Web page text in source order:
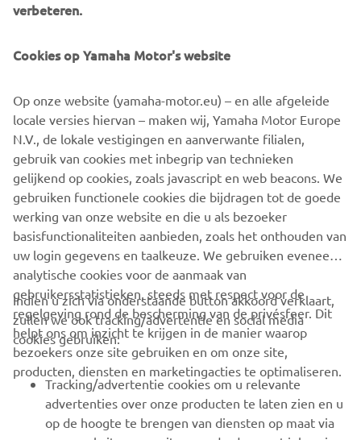
(#DRIVENBYRESULTS), Leisure-modellen
(#DRIVENBYVICTORY), blijft Yamaha bieden wat voor
motorrijders het belangrijkst is: betrouwbaarheid,
prestaties en keuzevrijheid.
ONTDEK MEER
CORPORATE
BUSINESS
MEER YAMAHA
verbeteren.
Cookies op Yamaha Motor's website
Op onze website (yamaha-motor.eu) – en alle afgeleide
locale versies hiervan – maken wij, Yamaha Motor Europe
N.V., de lokale vestigingen en aanverwante filialen,
gebruik van cookies met inbegrip van technieken
gelijkend op cookies, zoals javascript en web beacons. We
gebruiken functionele cookies die bijdragen tot de goede
werking van onze website en die u als bezoeker
basisfunctionaliteiten aanbieden, zoals het onthouden van
uw login gegevens en taalkeuze. We gebruiken eveneens
analytische cookies voor de aanmaak van
gebruikersstatistieken, steeds met respect voor de
regelgeving rond de bescherming van de privésfeer. Dit
helpt ons om inzicht te krijgen in de manier waarop
bezoekers onze site gebruiken en om onze site,
producten, diensten en marketingacties te optimaliseren.
Indien u zich via onderstaande button akkoord verklaart,
zullen we ook tracking/advertentie en social media
cookies gebruiken:
Tracking/advertentie cookies om u relevante
advertenties over onze producten te laten zien en u
op de hoogte te brengen van diensten op maat via